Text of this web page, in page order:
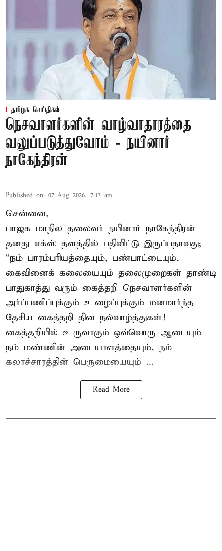
தமிழக செய்திகள்
நெசவாளர்களின் வாழ்வாதாரத்தை
வலுப்படுத்துவோம் - நயினார்
நாகேந்திரன்
Published on: 07 Aug 2026, 7:13 am
சென்னை,
பாஜக மாநில தலைவர் நயினார் நாகேந்திரன்
தனது எக்ஸ் தளத்தில் பதிவிட்டு இருப்பதாவது;
“நம் பாரம்பரியத்தையும், பண்பாட்டையும்,
கைவினைக் கலையையும் தலைமுறைகள் தாண்டி
பாதுகாத்து வரும் கைத்தறி நெசவாளர்களின்
அர்ப்பணிப்புக்கும் உழைப்புக்கும் மனமார்ந்த
தேசிய கைத்தறி தின நல்வாழ்த்துகள்!
கைத்தறியில் உருவாகும் ஒவ்வொரு ஆடையும்
நம் மண்ணின் அடையாளத்தையும், நம்
கலாச்சாரத்தின் பெருமையையும் ...
Read More